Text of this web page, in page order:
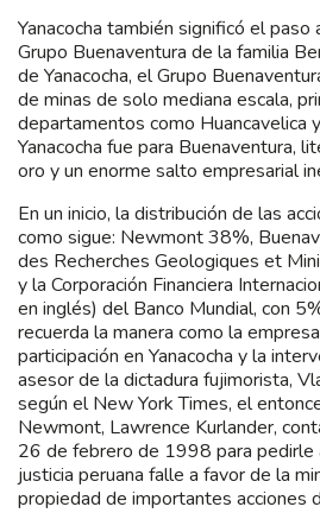
Yanacocha también significó el
Grupo Buenaventura de la familia
de Yanacocha, el Grupo
de minas de solo mediana escala,
departamentos como Huancavelica
Yanacocha fue para Buenaventura,
oro y un enorme salto empresarial
En un inicio, la distribución de las
como sigue: Newmont 38%,
des Recherches Geologiques et
y la Corporación Financiera
en inglés) del Banco Mundial, con
recuerda la manera como la
participación en Yanacocha y la
asesor de la dictadura fujimorista,
según el New York Times, el
Newmont, Lawrence Kurlander,
26 de febrero de 1998 para pedirle
justicia peruana falle a favor de la
propiedad de importantes acciones